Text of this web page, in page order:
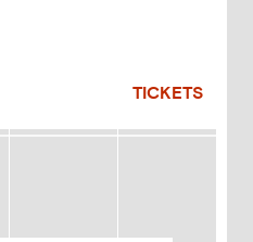
TICKETS